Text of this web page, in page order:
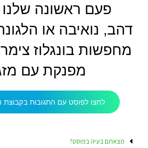
פעם ראשונה שלנו
דהב, נואיבה או
מחפשות בונגלוז
מפנקת עם
לחצו לפוסט עם התגובות בקבוצת
מצאתם בעיה בפוסט?